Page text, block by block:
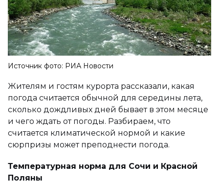
Источник фото: РИА Новости
Жителям и гостям курорта рассказали, какая
погода считается обычной для середины лета,
сколько дождливых дней бывает в этом месяце
и чего ждать от погоды. Разбираем, что
считается климатической нормой и какие
сюрпризы может преподнести погода.
Температурная норма для Сочи и Красной
Поляны